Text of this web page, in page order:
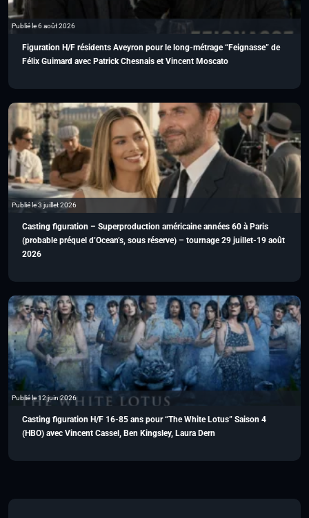
Publié le 6 août 2026
Figuration H/F résidents Aveyron pour le long-métrage “Feignasse” de
Félix Guimard avec Patrick Chesnais et Vincent Moscato
Publié le 3 juillet 2026
Casting figuration – Superproduction américaine années 60 à Paris
(probable préquel d’Ocean’s, sous réserve) – tournage 29 juillet-19 août
2026
Publié le 12 juin 2026
Casting figuration H/F 16-85 ans pour “The White Lotus” Saison 4
(HBO) avec Vincent Cassel, Ben Kingsley, Laura Dern